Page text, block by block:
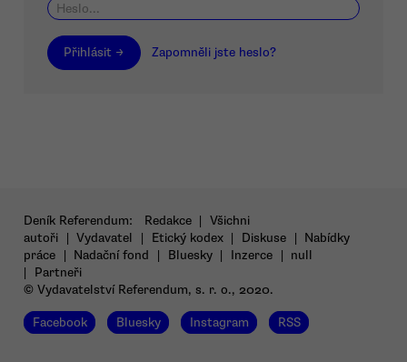
Přihlásit → Zapomněli jste heslo?
Deník Referendum: Redakce | Všichni
autoři | Vydavatel | Etický kodex | Diskuse | Nabídky
práce | Nadační fond | Bluesky | Inzerce | null
|
Partneři
© Vydavatelství Referendum, s. r. o., 2020.
Facebook Bluesky Instagram RSS